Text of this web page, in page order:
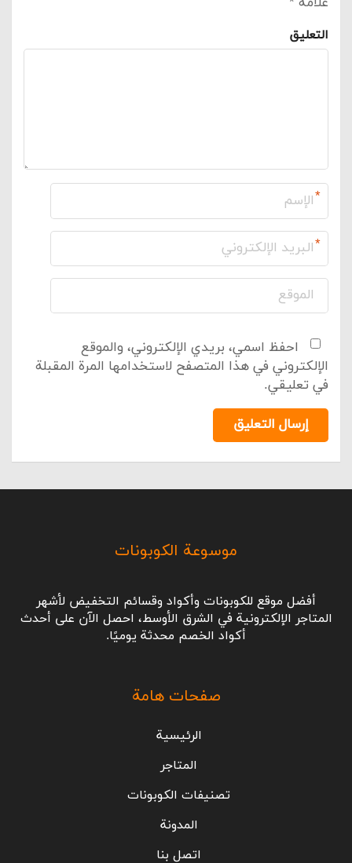
التعليق
*
*
احفظ اسمي، بريدي الإلكتروني، والموقع
الإلكتروني في هذا المتصفح لاستخدامها المرة المقبلة
في تعليقي.
إرسال التعليق
موسوعة الكوبونات
أفضل موقع للكوبونات وأكواد وقسائم التخفيض لأشهر
المتاجر الإلكترونية في الشرق الأوسط، احصل الآن على أحدث
أكواد الخصم محدثة يوميًا.
صفحات هامة
الرئيسية
المتاجر
تصنيفات الكوبونات
المدونة
اتصل بنا